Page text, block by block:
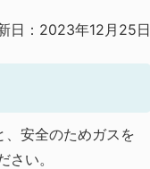
日：2023年12月25日
安全のためガスを
い。